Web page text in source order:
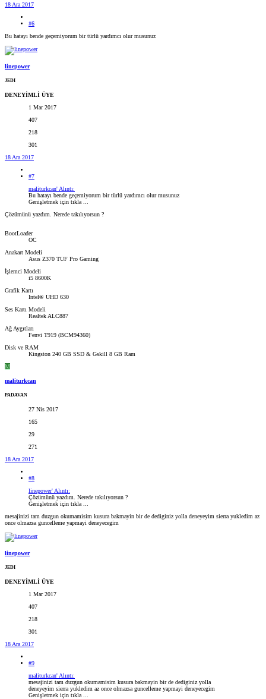
18 Ara 2017
#6
Bu hatayı bende geçemiyorum bir türlü yardımcı olur musunuz
linepower
JEDI
DENEYİMLİ ÜYE
1 Mar 2017
407
218
301
18 Ara 2017
#7
maliturkcan' Alıntı:
Bu hatayı bende geçemiyorum bir türlü yardımcı olur musunuz
Genişletmek için tıkla ...
Çözümünü yazdım. Nerede takılıyorsun ?
BootLoader
OC
Anakart Modeli
Asus Z370 TUF Pro Gaming
İşlemci Modeli
i5 8600K
Grafik Kartı
Intel® UHD 630
Ses Kartı Modeli
Realtek ALC887
Ağ Aygıtları
Fenvi T919 (BCM94360)
Disk ve RAM
Kingston 240 GB SSD & Gskill 8 GB Ram
M
maliturkcan
PADAVAN
27 Nis 2017
165
29
271
18 Ara 2017
#8
linepower' Alıntı:
Çözümünü yazdım. Nerede takılıyorsun ?
Genişletmek için tıkla ...
mesajinizi tam duzgun okumamisim kusura bakmayin bir de dediginiz yolla deneyeyim sierra yukledim az
once olmazsa guncelleme yapmayi deneyecegim
linepower
JEDI
DENEYİMLİ ÜYE
1 Mar 2017
407
218
301
18 Ara 2017
#9
maliturkcan' Alıntı:
mesajinizi tam duzgun okumamisim kusura bakmayin bir de dediginiz yolla
deneyeyim sierra yukledim az once olmazsa guncelleme yapmayi deneyecegim
Genişletmek için tıkla ...